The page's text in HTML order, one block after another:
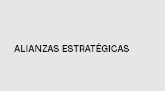
ALIANZAS ESTRATÉGICAS